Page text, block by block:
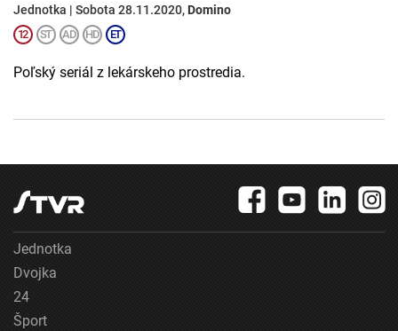
Jednotka | Sobota 28.11.2020, Domino
Poľský seriál z lekárskeho prostredia.
Jednotka
Dvojka
24
Šport